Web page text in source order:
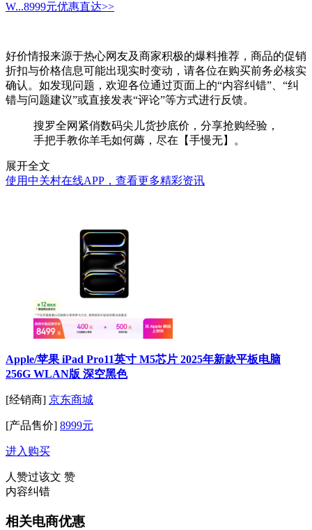
W...8999元优惠直达>>
好价情报来源于热心网友及商家积极的爆料推荐，商品的促销
折扣与价格信息可能出现实时变动，请各位在购买前务必核实
确认。如发现问题，欢迎各位通过页面上的“内容纠错”、“纠
错与问题建议”或直接发表“评论”等方式进行反馈。
搜罗全网紧俏数码尖儿货抄底价，分享抢购经验，
手把手教你羊毛如何薅，尽在【手慢无】。
展开全文
使用中关村在线APP，查看更多精彩资讯
Apple/苹果 iPad Pro11英寸 M5芯片 2025年新款平板电脑
256G WLAN版 深空黑色
[经销商] 京东商城
[产品售价] 8999元
进入购买
人赞过该文 赞
内容纠错
相关电商优惠